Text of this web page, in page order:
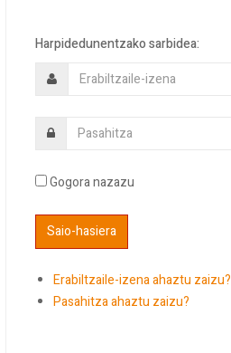
Harpidedunentzako sarbidea:
Gogora nazazu
Erabiltzaile-izena ahaztu zaizu?
Pasahitza ahaztu zaizu?